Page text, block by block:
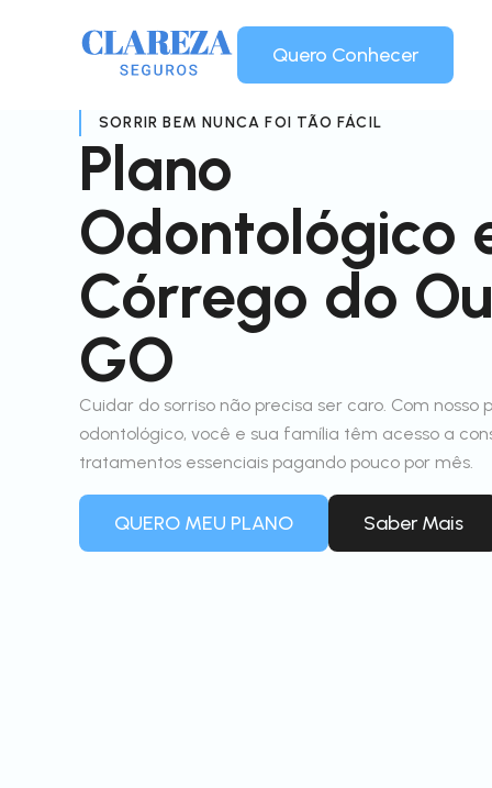
Quero Conhecer
SORRIR BEM NUNCA FOI TÃO FÁCIL
Plano
Odontológico
Córrego do
GO
Cuidar do sorriso não precisa ser caro. Com nosso
odontológico, você e sua família têm acesso a
tratamentos essenciais pagando pouco por mês.
QUERO MEU PLANO Saber Mais